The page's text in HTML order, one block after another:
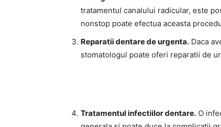
tratamentul canalului radicular, este
nonstop poate efectua aceasta
Reparatii dentare de urgenta. Daca
stomatologul poate oferi reparatii de
Tratamentul infectiilor dentare. O